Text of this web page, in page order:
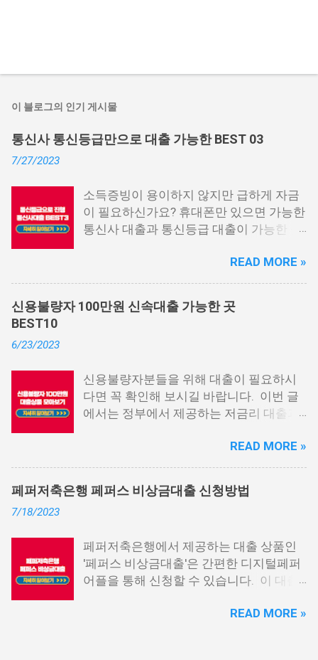
이 블로그의 인기 게시물
통신사 통신등급만으로 대출 가능한 BEST 03
7/27/2023
소득증빙이 용이하지 않지만 급하게 자금
이 필요하신가요? 휴대폰만 있으면 가능한
통신사 대출과 통신등급 대출이 가능한 곳
신사 대출이란? 급히 자금이 필요한 상황
이 발생하면, 때로는 소액 대출을 고려해야
할 수도 있습니다. 하지만 이직 준비로 인
해 무직 상태이거나 소득 증빙이 어려운 상
대출 상품은 휴대폰만 있으면 간편하게 신
청할 수 있으며, 통신 등급에 따라 대출이
가능합니다. 마치 신용등급처럼 등급별로
부 내역과 장기간에 걸쳐 통신사를 이용한
우량한 고객이면, 추가 혜택도 받을 수 있
습니다. 급히 자금이 필요한 경우, 소액 대
해야 할 수도 있습니다. 그러나 통신사 대
출을 고민해보셨다면, 무직자에게는 매우
기쁜 소식일 것입니다. 통신사 대출은 휴대
통신 사용량을 토대로 신용 등급을 부여하
READ MORE »
신용불량자 100만원 신속대출 가능한 곳
BEST10
6/23/2023
신용불량자분들을 위해 대출이 필요하시
다면 꼭 확인해 보시길 바랍니다. 이번 글
에서는 정부에서 제공하는 저금리 대출과
상위 10개 상품을 추천해 드립니다. 📌 목
차 1. 소액생계비대출: 연체자 100만원 대
출 2. 신용회복위원회 성실상환자대출 3.
신용회복위원회 비대면 간편대출 4. 햇살
7. 국민행복기금 소액대출 8. 웰컴저축은
행 웰컴희망대출 9. 미래크레디트대부 10.
신용불량자 자동차담보대출 11. 결론 1. 소
생계비대출은 2023년 3월부터 시작된 정
READ MORE »
페퍼저축은행 페퍼스 비상금대출 신청방법
7/18/2023
페퍼저축은행에서 제공하는 대출 상품인
'페퍼스 비상금대출'은 간편한 디지털페퍼
어플을 통해 신청할 수 있습니다. 이 대출
출 한도를 제공하며, 프리랜서 분들과 같이
READ MORE »